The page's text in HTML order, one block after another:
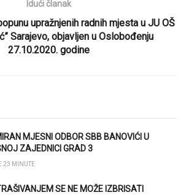
Idući članak
upražnjenih radnih mjesta u JU OŠ
Sarajevo, objavljen u Oslobođenju
27.10.2020. godine
MJESNI ODBOR SBB BANOVIĆI U
ZAJEDNICI GRAD 3
23 MINUTE
SE NE MOŽE IZBRISATI